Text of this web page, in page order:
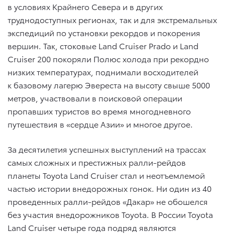
в условиях Крайнего Севера и в других
труднодоступных регионах, так и для экстремальных
экспедиций по установки рекордов и покорения
вершин. Так, стоковые Land Cruiser Prado и Land
Cruiser 200 покоряли Полюс холода при рекордно
низких температурах, поднимали восходителей
к базовому лагерю Эвереста на высоту свыше 5000
метров, участвовали в поисковой операции
пропавших туристов во время многодневного
путешествия в «сердце Азии» и многое другое.
За десятилетия успешных выступлений на трассах
самых сложных и престижных ралли-рейдов
планеты Toyota Land Cruiser стал и неотъемлемой
частью истории внедорожных гонок. Ни один из 40
проведенных ралли-рейдов «Дакар» не обошелся
без участия внедорожников Toyota. В России Toyota
Land Cruiser четыре года подряд являются